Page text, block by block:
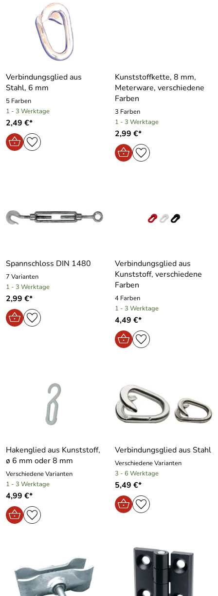
Verbindungsglied aus
Stahl, 6 mm
5 Farben
1 - 3 Werktage
2,49 €*
Kunststoffkette, 8 mm,
Meterware, verschiedene
Farben
3 Farben
1 - 3 Werktage
2,99 €*
Spannschloss DIN 1480
7 Varianten
1 - 3 Werktage
2,99 €*
Verbindungsglied aus
Kunststoff, verschiedene
Farben
4 Farben
1 - 3 Werktage
4,49 €*
Hakenglied aus Kunststoff,
ø 6 mm oder 8 mm
Verschiedene Varianten
1 - 3 Werktage
4,99 €*
Verbindungsglied aus Stahl
Verschiedene Varianten
3 - 6 Werktage
5,49 €*